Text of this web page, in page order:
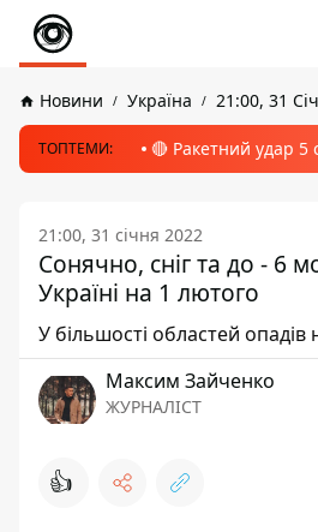
Новини Україна 21:00, 31
ТОПТЕМИ: 🔴 Ракетний удар 5
21:00, 31 січня 2022
Сонячно, сніг та до - 6
Україні на 1 лютого
У більшості областей опадів
Максим Зайченко
ЖУРНАЛІСТ
👍